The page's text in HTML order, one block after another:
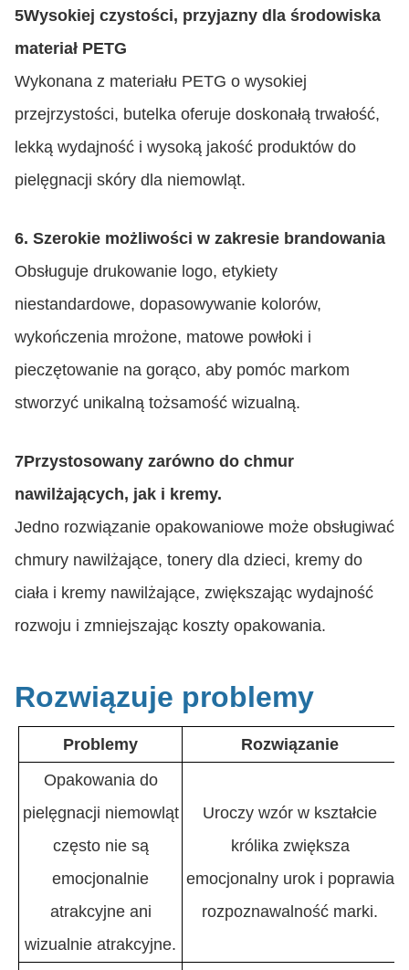
5Wysokiej czystości, przyjazny dla środowiska
materiał PETG
Wykonana z materiału PETG o wysokiej
przejrzystości, butelka oferuje doskonałą trwałość,
lekką wydajność i wysoką jakość produktów do
pielęgnacji skóry dla niemowląt.
6. Szerokie możliwości w zakresie brandowania
Obsługuje drukowanie logo, etykiety
niestandardowe, dopasowywanie kolorów,
wykończenia mrożone, matowe powłoki i
pieczętowanie na gorąco, aby pomóc markom
stworzyć unikalną tożsamość wizualną.
7Przystosowany zarówno do chmur
nawilżających, jak i kremy.
Jedno rozwiązanie opakowaniowe może obsługiwać
chmury nawilżające, tonery dla dzieci, kremy do
ciała i kremy nawilżające, zwiększając wydajność
rozwoju i zmniejszając koszty opakowania.
Rozwiązuje problemy
Problemy
Rozwiązanie
Opakowania do
pielęgnacji niemowląt
często nie są
emocjonalnie
atrakcyjne ani
wizualnie atrakcyjne.
Uroczy wzór w kształcie
królika zwiększa
emocjonalny urok i poprawia
rozpoznawalność marki.